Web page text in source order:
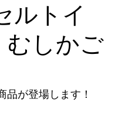
ルトイ
むしかご
品が登場します！